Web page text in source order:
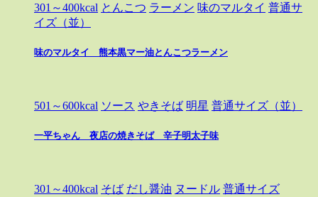
301～400kcal とんこつ ラーメン 味のマルタイ 普通サ
イズ（並）
味のマルタイ 熊本黒マー油とんこつラーメン
501～600kcal ソース やきそば 明星 普通サイズ（並）
一平ちゃん 夜店の焼きそば 辛子明太子味
301～400kcal そば だし醤油 ヌードル 普通サイズ